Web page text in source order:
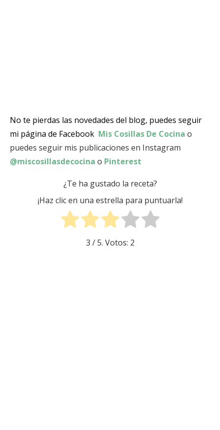
No te pierdas las novedades del blog, puedes seguir
mi página de Facebook Mis Cosillas De Cocina o
puedes seguir mis publicaciones en Instagram
@miscosillasdecocina o Pinterest
¿Te ha gustado la receta?
¡Haz clic en una estrella para puntuarla!
3 / 5. Votos: 2